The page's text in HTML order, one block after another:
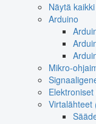
Näytä
Arduino
Mikro-
Virtalähteet